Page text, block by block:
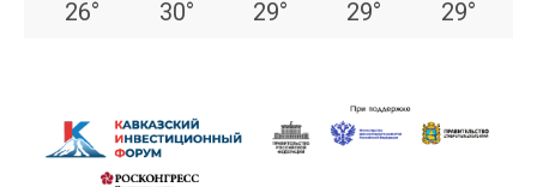
26° 30° 29° 29° 29°